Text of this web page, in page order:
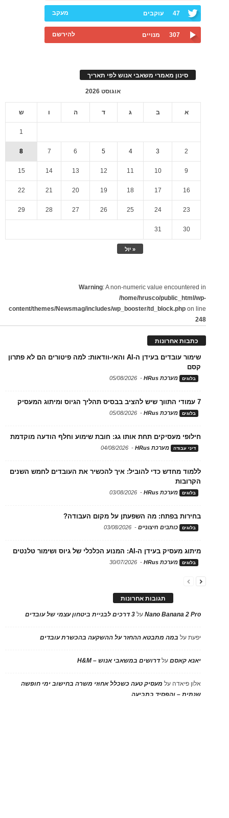
47 עוקבים מעקב
307 מנויים להירשם
סינון מאמרי משאבי אנוש לפי תאריך
אוגוסט 2026
א ב ג ד ה ו ש
« יול
1
2
3
4
5
6
7
8
9
10
11
12
13
14
15
16
17
18
19
20
21
22
23
24
25
26
27
28
29
30
31
Warning: A non-numeric value encountered in
/home/hrusco/public_html/wp-
content/themes/Newsmag/includes/wp_booster/td_block.php on line
248
כתבות אחרונות
שימור עובדים בעידן ה-AI והאי-וודאות: למה פיטורים הם לא פתרון
קסם
בלוגים מערכת HRus -
05/08/2026
7 עמודי התווך שיש להציב בבסיס תהליך הגיוס ומיתוג המעסיק
בלוגים מערכת HRus -
05/08/2026
חילופי מעסיקים תחת אותו גג: חובת שימוע וחלף הודעה מוקדמת
דיני עבודה מערכת HRus -
04/08/2026
ללמוד מחדש כדי להוביל: איך להכשיר את העובדים לחמש השנים
הקרובות
בלוגים מערכת HRus -
03/08/2026
בחירות בפתח: מה השפעתן על מקום העבודה?
בלוגים כותבים חיצוניים -
03/08/2026
מיתוג מעסיק בעידן ה-AI: המנוע הכלכלי של גיוס ושימור טלנטים
בלוגים מערכת HRus -
30/07/2026
תגובות אחרונות
Nano Banana 2 Proעל 3 דרכים לבניית ביטחון עצמי של עובדים
יפעתעל במה מתבטא ההחזר על ההשקעה בהכשרת עובדים
יאנא קאסםעלדרושים במשאבי אנוש – H&M
אלון פיאדה על מעסיק טעה כשכלל אחוזי משרה בחישוב ימי חופשה
שנתית – והפסיד בתביעה